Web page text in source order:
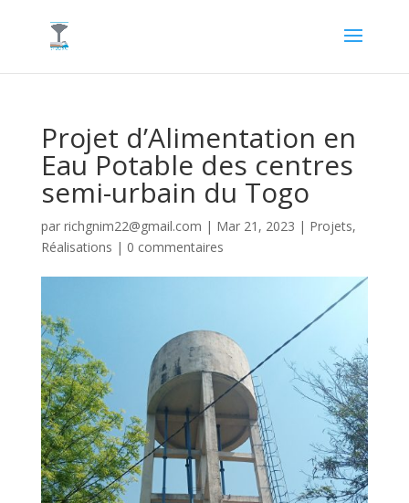
Projet d’Alimentation en
Eau Potable des centres
semi-urbain du Togo
par richgnim22@gmail.com | Mar 21, 2023 | Projets,
Réalisations | 0 commentaires